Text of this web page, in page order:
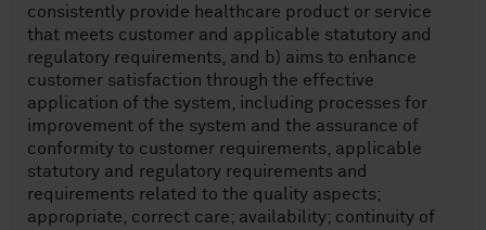
consistently provide healthcare product or service
that meets customer and applicable statutory and
regulatory requirements, and b) aims to enhance
customer satisfaction through the effective
application of the system, including processes for
improvement of the system and the assurance of
conformity to customer requirements, applicable
statutory and regulatory requirements and
requirements related to the quality aspects;
appropriate, correct care; availability; continuity of